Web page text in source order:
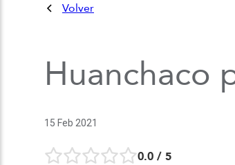
Volver
Huanchaco
15 Feb 2021
0.0 / 5